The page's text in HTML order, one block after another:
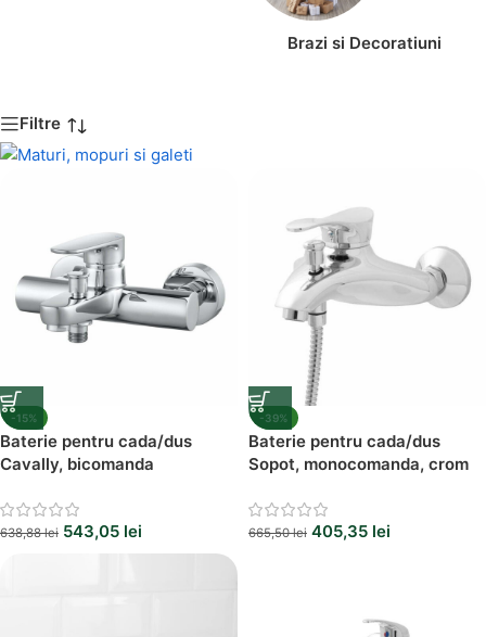
Brazi si Decoratiuni
Filtre
-15%
Baterie pentru cada/dus
Cavally, bicomanda
638,88lei 543,05 lei
-39%
Baterie pentru cada/dus
Sopot, monocomanda, crom
665,50lei 405,35 lei